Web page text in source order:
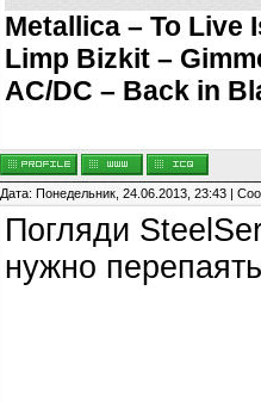
Metallica – To Live
Limp Bizkit –
AC/DC – Back in
Дата: Понедельник, 24.06.2013, 23:43 |
Погляди
нужно